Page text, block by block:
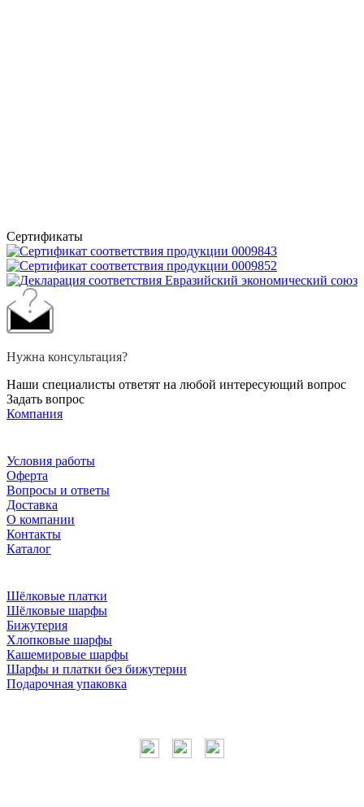
Сертификаты
Нужна консультация?
Наши специалисты ответят на любой интересующий вопрос
Задать вопрос
Компания
Условия работы
Оферта
Вопросы и ответы
Доставка
О компании
Контакты
Каталог
Шёлковые платки
Шёлковые шарфы
Бижутерия
Хлопковые шарфы
Кашемировые шарфы
Шарфы и платки без бижутерии
Подарочная упаковка